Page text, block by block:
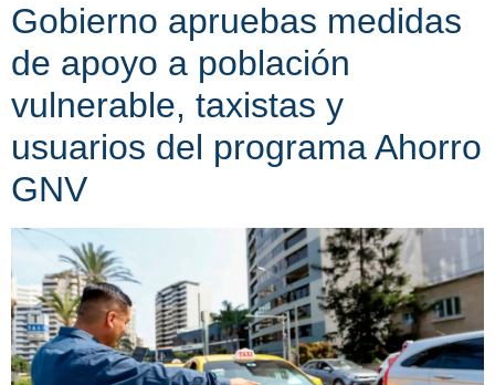
Gobierno apruebas medidas
de apoyo a población
vulnerable, taxistas y
usuarios del programa Ahorro
GNV